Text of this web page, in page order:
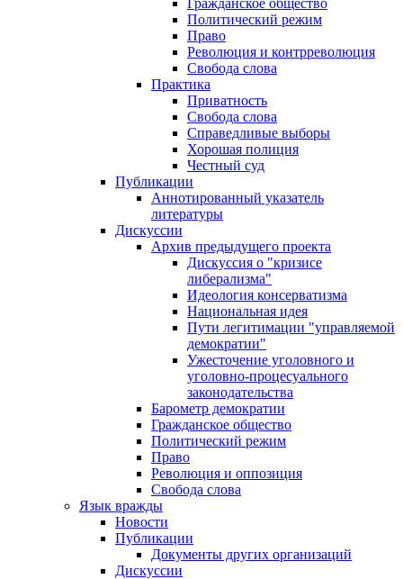
Гражданское общество
Политический режим
Право
Революция и контрреволюция
Свобода слова
Практика
Приватность
Свобода слова
Справедливые выборы
Хорошая полиция
Честный суд
Публикации
Аннотированный указатель
литературы
Дискуссии
Архив предыдущего проекта
Дискуссия о "кризисе
либерализма"
Идеология консерватизма
Национальная идея
Пути легитимации "управляемой
демократии"
Ужесточение уголовного и
уголовно-процесуального
законодательства
Барометр демократии
Гражданское общество
Политический режим
Право
Революция и оппозиция
Свобода слова
Язык вражды
Новости
Публикации
Документы других организаций
Дискуссии